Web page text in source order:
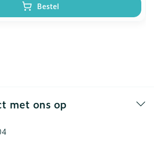
Bestel
met ons op